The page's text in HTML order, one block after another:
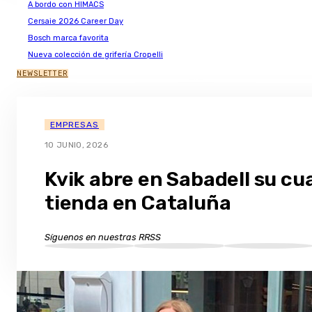
A bordo con HIMACS
Cersaie 2026 Career Day
Bosch marca favorita
Nueva colección de grifería Cropelli
NEWSLETTER
EMPRESAS
10 JUNIO, 2026
Kvik abre en Sabadell su
tienda en Cataluña
Síguenos en nuestras RRSS